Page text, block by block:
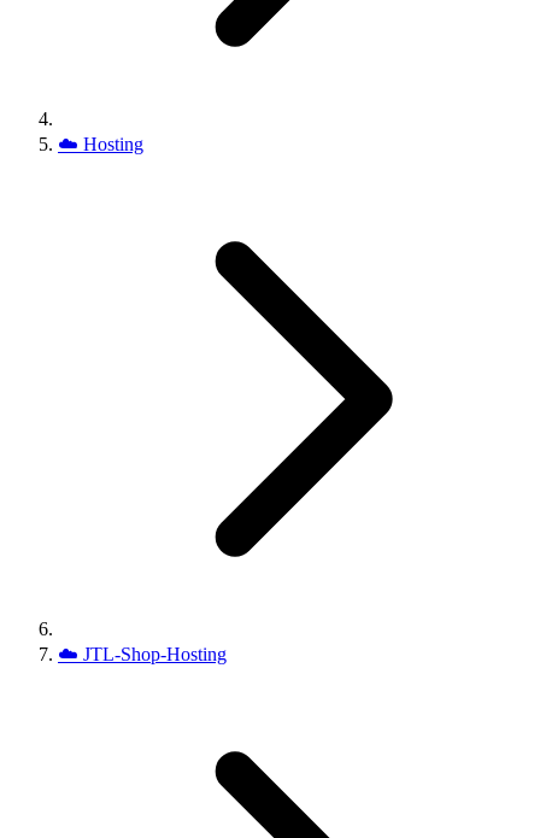
☁️ Hosting
☁️ JTL-Shop-Hosting